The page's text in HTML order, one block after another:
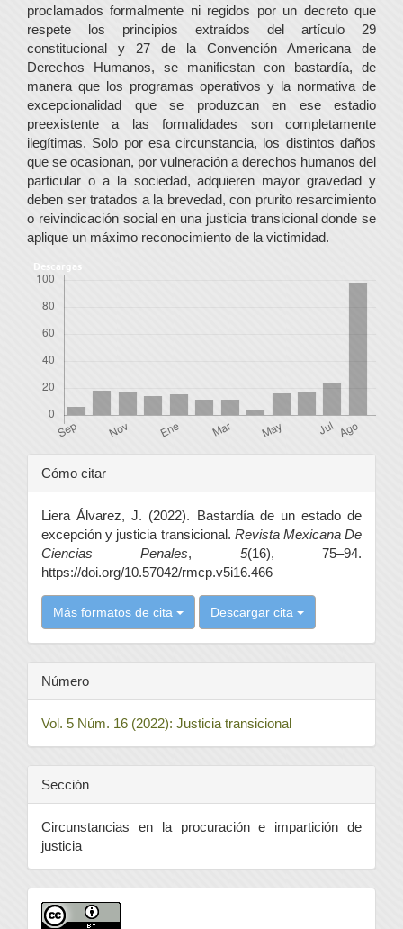
proclamados formalmente ni regidos por un decreto que
respete los principios extraídos del artículo 29
constitucional y 27 de la Convención Americana de
Derechos Humanos, se manifiestan con bastardía, de
manera que los programas operativos y la normativa de
excepcionalidad que se produzcan en ese estadio
preexistente a las formalidades son completamente
ilegítimas. Solo por esa circunstancia, los distintos daños
que se ocasionan, por vulneración a derechos humanos del
particular o a la sociedad, adquieren mayor gravedad y
deben ser tratados a la brevedad, con prurito resarcimiento
o reivindicación social en una justicia transicional donde se
aplique un máximo reconocimiento de la victimidad.
Descargas
Detalles
del
artículo
Cómo citar
Liera Álvarez, J. (2022). Bastardía de un estado de
excepción y justicia transicional. Revista Mexicana De
Ciencias Penales, 5(16), 75–94.
https://doi.org/10.57042/rmcp.v5i16.466
Más formatos de cita Descargar cita
Número
Vol. 5 Núm. 16 (2022): Justicia transicional
Sección
Circunstancias en la procuración e impartición de
justicia